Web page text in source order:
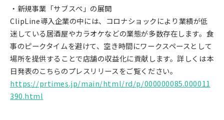
・新規事業「サブスぺ」の展開
ClipLine導入企業の中には、コロナショックにより業績が低
迷している居酒屋やカラオケなどの業態が多数存在します。食
事のピークタイムを避けて、空き時間にワークスペースとして
場所を提供することで店舗の収益化に貢献します。詳しくは本
日発表のこちらのプレスリリースをご覧ください。
https://prtimes.jp/main/html/rd/p/000000085.000011
390.html